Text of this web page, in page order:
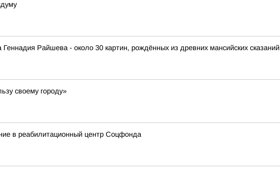
Райшева - около 30 картин, рождённых из древних мансийских сказаний
своему городу»
в реабилитационный центр Соцфонда